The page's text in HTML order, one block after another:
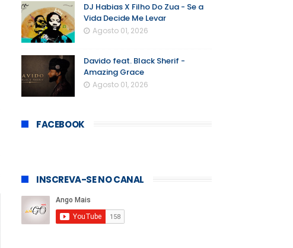
DJ Habias X Filho Do Zua - Se a
Vida Decide Me Levar
Agosto 01, 2026
Davido feat. Black Sherif -
Amazing Grace
Agosto 01, 2026
FACEBOOK
INSCREVA-SE NO CANAL